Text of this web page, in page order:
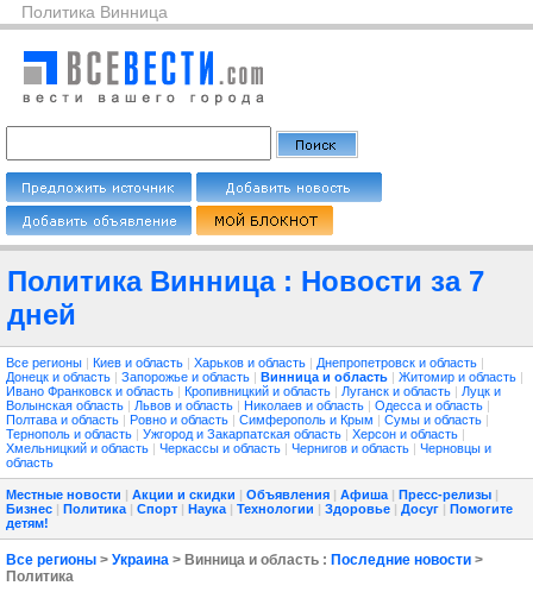
Политика Винница
Политика Винница : Новости за 7
дней
Все регионы | Киев и область | Харьков и область | Днепропетровск и область |
Донецк и область | Запорожье и область | Винница и область | Житомир и область |
Ивано Франковск и область | Кропивницкий и область | Луганск и область | Луцк и
Волынская область | Львов и область | Николаев и область | Одесса и область |
Полтава и область | Ровно и область | Симферополь и Крым | Сумы и область |
Тернополь и область | Ужгород и Закарпатская область | Херсон и область |
Хмельницкий и область | Черкассы и область | Чернигов и область | Черновцы и
область
Местные новости | Акции и скидки | Объявления | Афиша | Пресс-релизы |
Бизнес | Политика | Спорт | Наука | Технологии | Здоровье | Досуг | Помогите
детям!
Все регионы > Украина > Винница и область : Последние новости >
Политика